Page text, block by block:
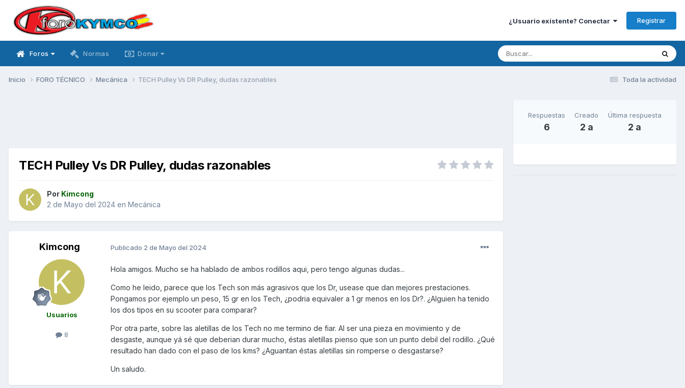
¿Usuario existente? Conectar Registrar
Foros Normas Donar
Toda la actividad
Inicio FORO TÉCNICO Mecánica TECH Pulley Vs DR Pulley, dudas razonables
TECH Pulley Vs DR Pulley, dudas razonables
Por Kimcong
2 de Mayo del 2024 en Mecánica
Kimcong
Usuarios
8
Publicado 2 de Mayo del 2024
Hola amigos. Mucho se ha hablado de ambos rodillos aqui, pero tengo algunas dudas...
Como he leido, parece que los Tech son más agrasivos que los Dr, usease que dan mejores prestaciones.
Pongamos por ejemplo un peso, 15 gr en los Tech, ¿podria equivaler a 1 gr menos en los Dr?. ¿Alguien ha tenido
los dos tipos en su scooter para comparar?
Por otra parte, sobre las aletillas de los Tech no me termino de fiar. Al ser una pieza en movimiento y de
desgaste, aunque yá sé que deberian durar mucho, éstas aletillas pienso que son un punto debil del rodillo. ¿Qué
resultado han dado con el paso de los kms? ¿Aguantan éstas aletillas sin romperse o desgastarse?
Un saludo.
Respuestas
6
Creado
2 a
Última respuesta
2 a